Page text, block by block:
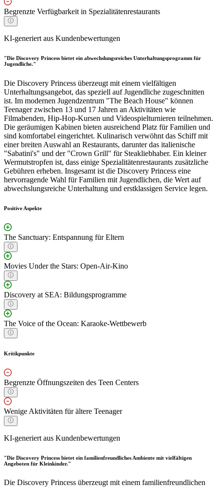
Begrenzte Verfügbarkeit in Spezialitätenrestaurants
KI-generiert aus Kundenbewertungen
"Die Discovery Princess bietet ein abwechslungsreiches Unterhaltungsprogramm für
Jugendliche."
Die Discovery Princess überzeugt mit einem vielfältigen
Unterhaltungsangebot, das speziell auf Jugendliche zugeschnitten
ist. Im modernen Jugendzentrum "The Beach House" können
Teenager zwischen 13 und 17 Jahren an Aktivitäten wie
Filmabenden, Hip-Hop-Kursen und Videospielturnieren teilnehmen.
Die geräumigen Kabinen bieten ausreichend Platz für Familien und
sind komfortabel eingerichtet. Kulinarisch verwöhnt das Schiff mit
einer breiten Auswahl an Restaurants, darunter das italienische
"Sabatini's" und der "Crown Grill" für Steakliebhaber. Ein kleiner
Wermutstropfen ist, dass einige Spezialitätenrestaurants zusätzliche
Gebühren erheben. Insgesamt ist die Discovery Princess eine
hervorragende Wahl für Familien mit Jugendlichen, die Wert auf
abwechslungsreiche Unterhaltung und erstklassigen Service legen.
Positive Aspekte
The Sanctuary: Entspannung für Eltern
Movies Under the Stars: Open-Air-Kino
Discovery at SEA: Bildungsprogramme
The Voice of the Ocean: Karaoke-Wettbewerb
Kritikpunkte
Begrenzte Öffnungszeiten des Teen Centers
Wenige Aktivitäten für ältere Teenager
KI-generiert aus Kundenbewertungen
"Die Discovery Princess bietet ein familienfreundliches Ambiente mit vielfältigen
Angeboten für Kleinkinder."
Die Discovery Princess überzeugt mit einem familienfreundlichen